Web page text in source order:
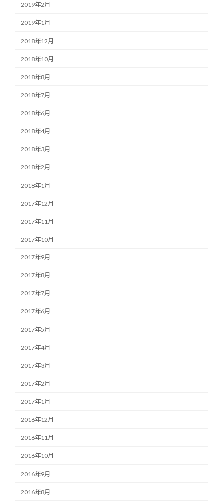
2019年2月
2019年1月
2018年12月
2018年10月
2018年8月
2018年7月
2018年6月
2018年4月
2018年3月
2018年2月
2018年1月
2017年12月
2017年11月
2017年10月
2017年9月
2017年8月
2017年7月
2017年6月
2017年5月
2017年4月
2017年3月
2017年2月
2017年1月
2016年12月
2016年11月
2016年10月
2016年9月
2016年8月